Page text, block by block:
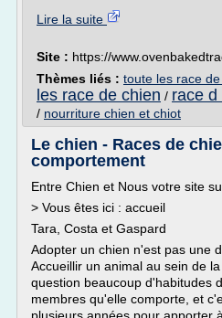
Lire la suite
Site : https://
Thèmes liés : toute les race
les race de chien / race d
/ nourriture chien et chiot
Le chien - Races de
comportement
Entre Chien et Nous votre site
> Vous êtes ici : accueil
Tara, Costa et Gaspard
Adopter un chien n'est pas une
Accueillir un animal au sein de
question beaucoup d'habitudes
membres qu'elle comporte, et